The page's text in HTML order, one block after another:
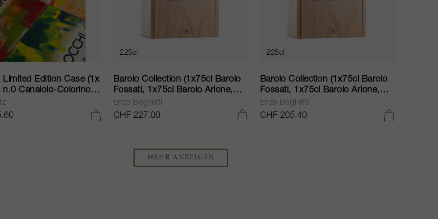
Limited Edition Case (1x
n.0 Canaiolo-Colorino,
n.1 Sangiovese, 1x
Canaiolo) 2022
225cl
Barolo Collection (1x75cl Barolo
Fossati, 1x75cl Barolo Arione,
1x75cl Barolo CaseNere) 2008
Enzo Boglietti
CHF 227.00
225cl
Barolo Collection (1x75cl Barolo
Fossati, 1x75cl Barolo Arione,
1x75cl Barolo CaseNere) 2011
Enzo Boglietti
CHF 205.40
MEHR ANZEIGEN